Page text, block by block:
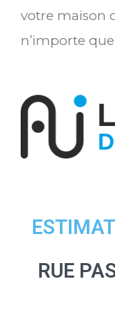
votre maison
n’importe
RUE